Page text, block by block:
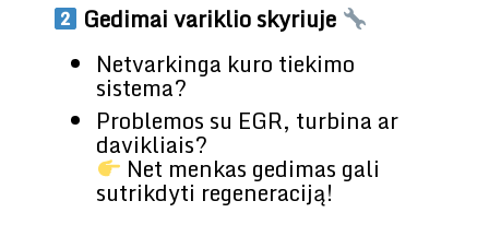
Gedimai variklio skyriuje
Netvarkinga kuro tiekimo
sistema?
Problemos su EGR, turbina ar
davikliais?
Net menkas gedimas gali
sutrikdyti regeneraciją!